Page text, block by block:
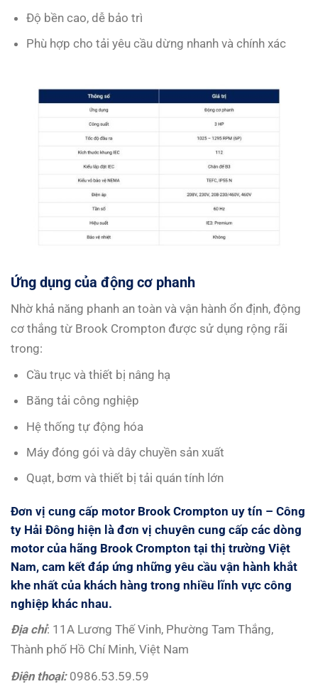
Độ bền cao, dễ bảo trì
Phù hợp cho tải yêu cầu dừng nhanh và chính xác
Ứng dụng của động cơ phanh
Nhờ khả năng phanh an toàn và vận hành ổn định, động
cơ thắng từ Brook Crompton được sử dụng rộng rãi
trong:
Cầu trục và thiết bị nâng hạ
Băng tải công nghiệp
Hệ thống tự động hóa
Máy đóng gói và dây chuyền sản xuất
Quạt, bơm và thiết bị tải quán tính lớn
Đơn vị cung cấp motor Brook Crompton uy tín – Công
ty Hải Đông hiện là đơn vị chuyên cung cấp các dòng
motor của hãng Brook Crompton tại thị trường Việt
Nam, cam kết đáp ứng những yêu cầu vận hành khắt
khe nhất của khách hàng trong nhiều lĩnh vực công
nghiệp khác nhau.
Địa chỉ: 11A Lương Thế Vinh, Phường Tam Thắng,
Thành phố Hồ Chí Minh, Việt Nam
Điện thoại: 0986.53.59.59